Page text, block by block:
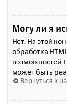
Могу ли я
Нет. На этой
обработка
возможностей
может быть
Вернуться к